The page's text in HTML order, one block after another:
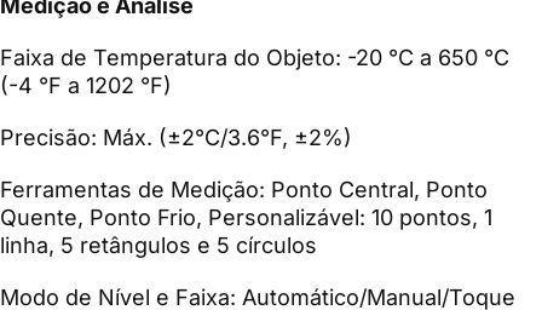
Medição e Análise
Faixa de Temperatura do Objeto: -20 °C a 650 °C
(-4 °F a 1202 °F)
Precisão: Máx. (±2°C/3.6°F, ±2%)
Ferramentas de Medição: Ponto Central, Ponto
Quente, Ponto Frio, Personalizável: 10 pontos, 1
linha, 5 retângulos e 5 círculos
Modo de Nível e Faixa: Automático/Manual/Toque